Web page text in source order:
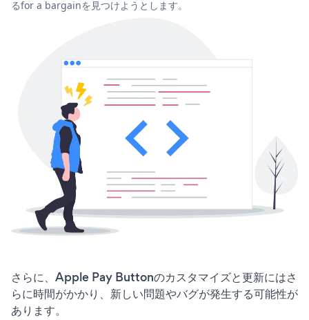
るfor a bargainを見つけようとします。
さらに、Apple Pay Buttonのカスタマイズと更新にはさ
らに時間がかかり、新しい問題やバグが発生する可能性が
あります。